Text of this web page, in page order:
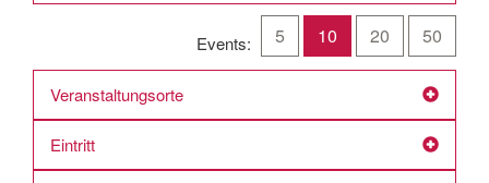
Events: 5 10 20 50
Veranstaltungsorte
Eintritt